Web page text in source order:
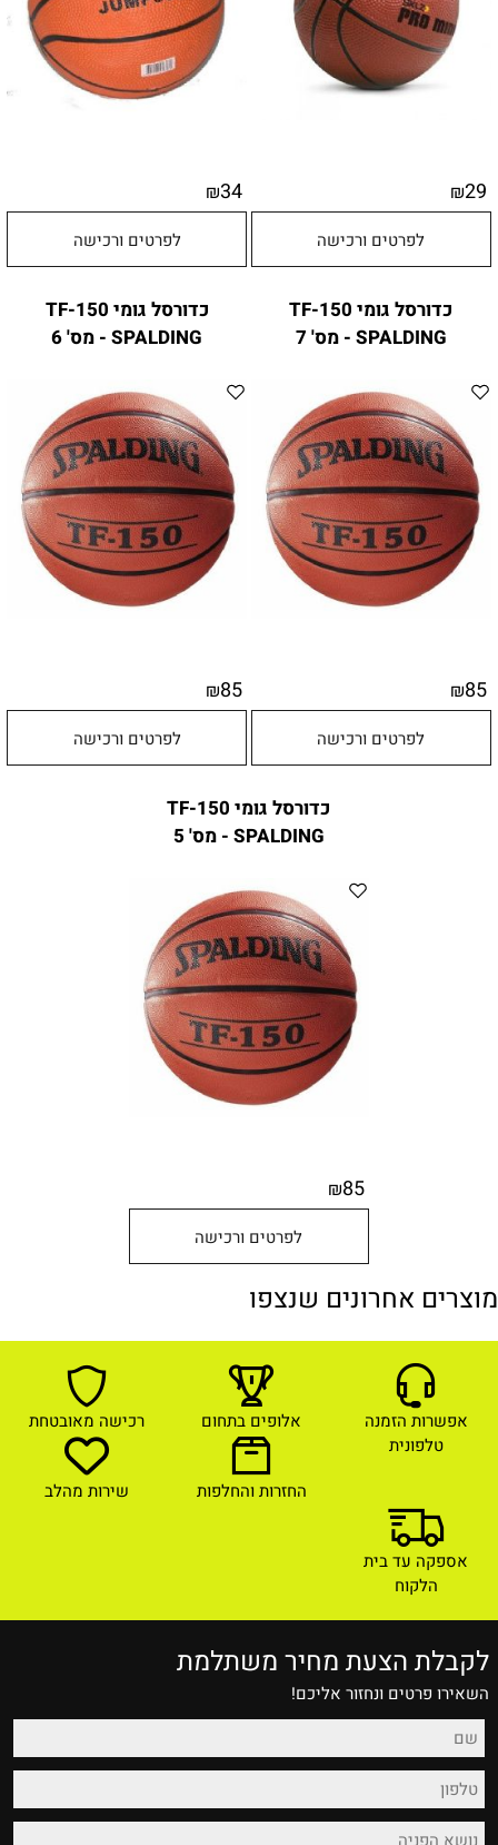
₪29
לפרטים ורכישה
₪34
לפרטים ורכישה
כדורסל גומי TF-150
SPALDING - מס' 7
₪85
לפרטים ורכישה
כדורסל גומי TF-150
SPALDING - מס' 6
₪85
לפרטים ורכישה
כדורסל גומי TF-150
SPALDING - מס' 5
₪85
לפרטים ורכישה
מוצרים אחרונים שנצפו
אפשרות הזמנה
טלפונית
אלופים בתחום רכישה מאובטחת
החזרות והחלפות שירות מהלב
אספקה עד בית
הלקוח
לקבלת הצעת מחיר משתלמת
השאירו פרטים ונחזור אליכם!